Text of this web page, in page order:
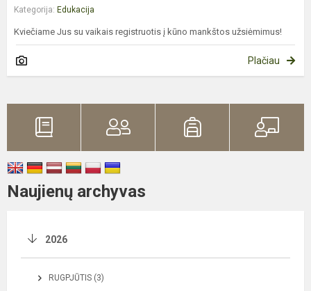
Kategorija: Edukacija
Kviečiame Jus su vaikais registruotis į kūno mankštos užsiėmimus!
Plačiau
Naujienų archyvas
2026
RUGPJŪTIS (3)